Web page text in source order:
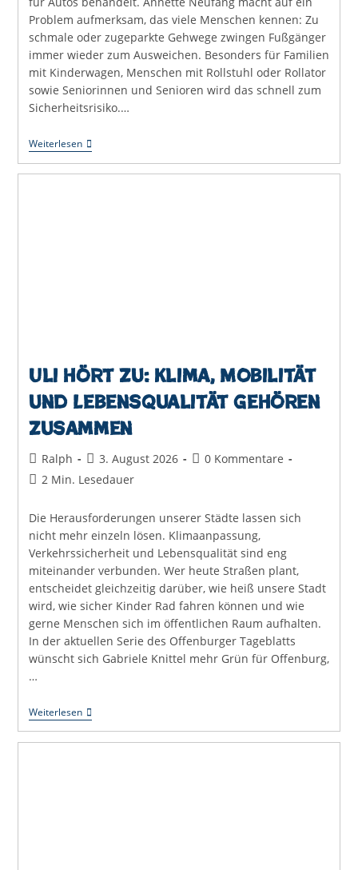
Problem aufmerksam, das viele Menschen kennen: Zu
schmale oder zugeparkte Gehwege zwingen Fußgänger
immer wieder zum Ausweichen. Besonders für Familien
mit Kinderwagen, Menschen mit Rollstuhl oder Rollator
sowie Seniorinnen und Senioren wird das schnell zum
Sicherheitsrisiko.…
WeiterlesenUli
Hört
Zu:
Uli hört zu: Klima, Mobilität
und Lebensqualität gehören
zusammen
Beitrags-
Autor:
Ralph
Beitrag
veröffentlicht:
3. August 2026
Beitrags-
0 Kommentare
Lesedauer:
2 Min. Lesedauer
Die Herausforderungen unserer Städte lassen sich
nicht mehr einzeln lösen. Klimaanpassung,
Verkehrssicherheit und Lebensqualität sind eng
miteinander verbunden. Wer heute Straßen plant,
entscheidet gleichzeitig darüber, wie heiß unsere Stadt
wird, wie sicher Kinder Rad fahren können und wie
gerne Menschen sich im öffentlichen Raum aufhalten.
In der aktuellen Serie des Offenburger Tageblatts
wünscht sich Gabriele Knittel mehr Grün für Offenburg,
…
WeiterlesenUli
Hört